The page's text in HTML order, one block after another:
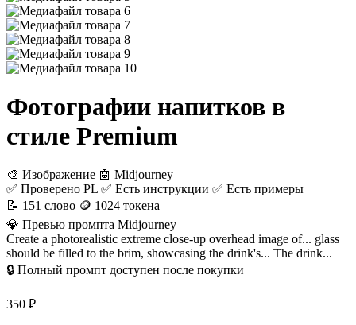
Фотографии напитков в
стиле Premium
🎨 Изображение 🤖 Midjourney
✅ Проверено PL ✅ Есть инструкции ✅ Есть примеры
📝 151 слово 🪙 1024 токена
💎 Превью промпта Midjourney
Create a photorealistic extreme close-up overhead image of... glass
should be filled to the brim, showcasing the drink's... The drink...
🔒 Полный промпт доступен после покупки
350 ₽